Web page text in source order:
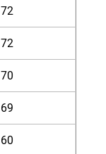
72
72
70
69
60